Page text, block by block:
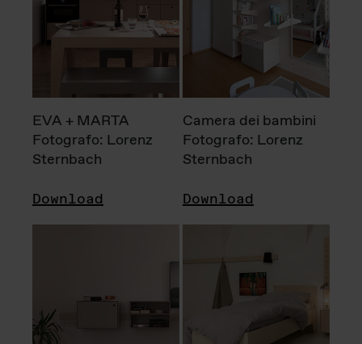
EVA + MARTA
Fotografo: Lorenz
Sternbach
Download
Camera dei bambini
Fotografo: Lorenz
Sternbach
Download